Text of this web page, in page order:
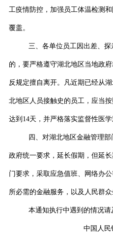
工疫情防控，加强员工体温检测
覆盖。
三、各单位员工因出差、
的，要严格遵守湖北地区当地政
反规定擅自离开。凡近期已经从
北地区人员接触史的员工，应当
达到 14天，并严格落实监督性医学
四、对湖北地区金融管理
政府统一要求，延长假期，但延
门要求，采取应急值班、网络办
所必需的金融服务，以及人民群众
本通知执行中遇到的情况请
中国人民